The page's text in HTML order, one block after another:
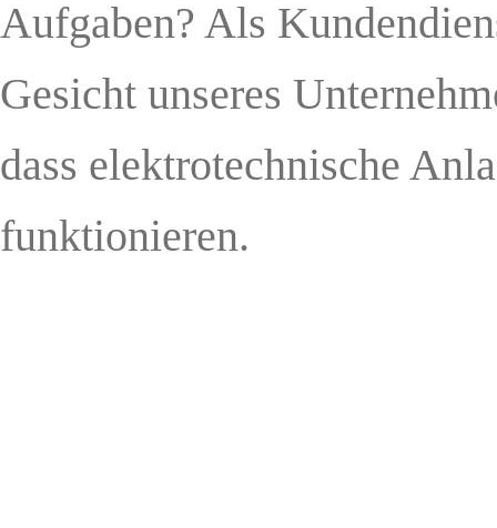
Aufgaben? Als
Gesicht unseres
dass elektrotechnische
funktionieren.